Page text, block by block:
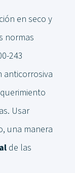
en seco y
normas
243
anticorrosiva
Usar
una manera
de las